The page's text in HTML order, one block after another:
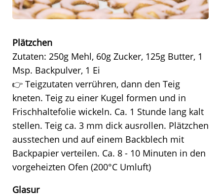
Plätzchen
Zutaten: 250g Mehl, 60g Zucker, 125g Butter, 1
Msp. Backpulver, 1 Ei
👉 Teigzutaten verrühren, dann den Teig
kneten. Teig zu einer Kugel formen und in
Frischhaltefolie wickeln. Ca. 1 Stunde lang kalt
stellen. Teig ca. 3 mm dick ausrollen. Plätzchen
ausstechen und auf einem Backblech mit
Backpapier verteilen. Ca. 8 - 10 Minuten in den
vorgeheizten Ofen (200°C Umluft)
Glasur